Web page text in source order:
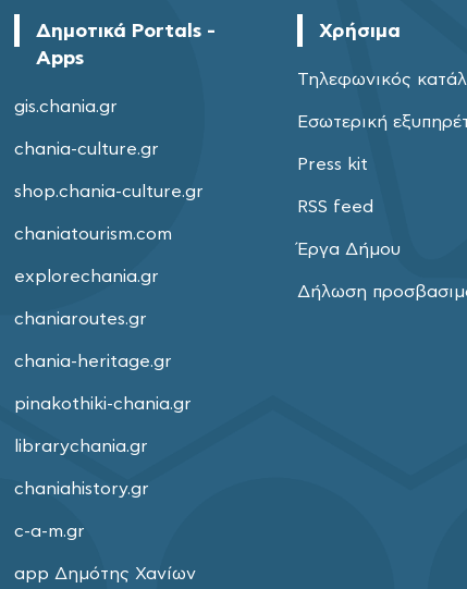
Δημοτικά Portals -
Apps
gis.chania.gr
chania-culture.gr
shop.chania-culture.gr
chaniatourism.com
explorechania.gr
chaniaroutes.gr
chania-heritage.gr
pinakothiki-chania.gr
librarychania.gr
chaniahistory.gr
c-a-m.gr
app Δημότης Χανίων
Χρήσιμα
Τηλεφωνικός
Εσωτερική
Press kit
RSS feed
Έργα Δήμου
Δήλωση